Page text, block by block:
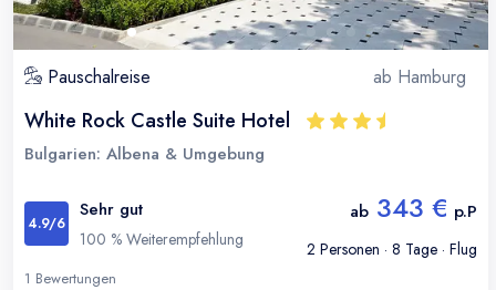
Pauschalreise ab Hamburg
White Rock Castle Suite Hotel
Bulgarien: Albena & Umgebung
4.9/6
Sehr gut
100 % Weiterempfehlung
ab 343 € p.P
2 Personen · 8 Tage · Flug
1 Bewertungen